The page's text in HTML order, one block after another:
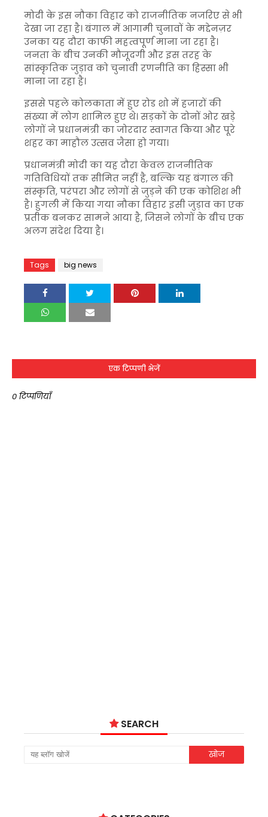
मोदी के इस नौका विहार को राजनीतिक नजरिए से भी
देखा जा रहा है। बंगाल में आगामी चुनावों के मद्देनज़र
उनका यह दौरा काफी महत्वपूर्ण माना जा रहा है।
जनता के बीच उनकी मौजूदगी और इस तरह के
सांस्कृतिक जुड़ाव को चुनावी रणनीति का हिस्सा भी
माना जा रहा है।
इससे पहले कोलकाता में हुए रोड शो में हजारों की
संख्या में लोग शामिल हुए थे। सड़कों के दोनों ओर खड़े
लोगों ने प्रधानमंत्री का जोरदार स्वागत किया और पूरे
शहर का माहौल उत्सव जैसा हो गया।
प्रधानमंत्री मोदी का यह दौरा केवल राजनीतिक
गतिविधियों तक सीमित नहीं है, बल्कि यह बंगाल की
संस्कृति, परंपरा और लोगों से जुड़ने की एक कोशिश भी
है। हुगली में किया गया नौका विहार इसी जुड़ाव का एक
प्रतीक बनकर सामने आया है, जिसने लोगों के बीच एक
अलग संदेश दिया है।
Tags big news
एक टिप्पणी भेजें
0 टिप्पणियाँ
SEARCH